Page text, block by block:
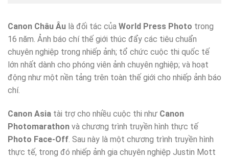
Canon Châu Âu là đối tác của World Press Photo trong
16 năm. Ảnh báo chí thế giới thúc đẩy các tiêu chuẩn
chuyên nghiệp trong nhiếp ảnh; tổ chức cuộc thi quốc tế
lớn nhất dành cho phóng viên ảnh chuyên nghiệp; và hoạt
động như một nền tảng trên toàn thế giới cho nhiếp ảnh báo
chí.
Canon Asia tài trợ cho nhiều cuộc thi như Canon
Photomarathon và chương trình truyền hình thực tế
Photo Face-Off . Sau này là một chương trình truyền hình
thực tế, trong đó nhiếp ảnh gia chuyên nghiệp Justin Mott